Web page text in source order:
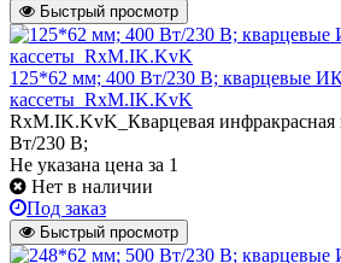
Быстрый просмотр
125*62 мм; 400 Вт/230 В; кварцевые
кассеты_RxM.IK.KvK
RxM.IK.KvK_Кварцевая инфракрасная
Вт/230 В;
Не указана цена за 1
Нет в наличии
Под заказ
Быстрый просмотр